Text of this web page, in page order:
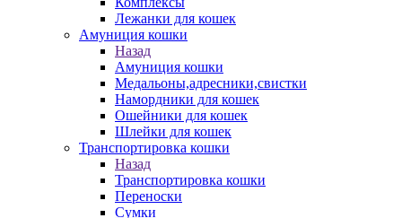
Лежанки для кошек
Амуниция кошки
Назад
Амуниция кошки
Медальоны,адресники,свистки
Намордники для кошек
Ошейники для кошек
Шлейки для кошек
Транспортировка кошки
Назад
Транспортировка кошки
Переноски
Сумки